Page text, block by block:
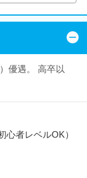
優遇。 高卒以
心者レベルOK）